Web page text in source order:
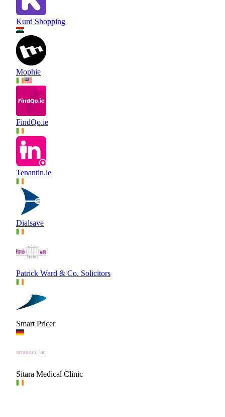
Kurd Shopping
Mophie
FindQo.ie
Tenantin.ie
Dialsave
Patrick Ward & Co. Solicitors
Smart Pricer
Sitara Medical Clinic